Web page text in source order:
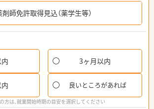
剤師免許取得見込（薬学生等）
3ヶ月以内
良いところがあれば
は、就業開始時期の目安を選択してください